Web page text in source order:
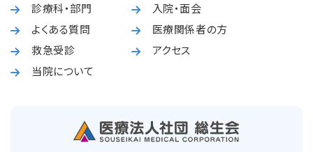
診療科・部門
よくある質問
救急受診
当院について
入院・面会
医療関係者の方
アクセス